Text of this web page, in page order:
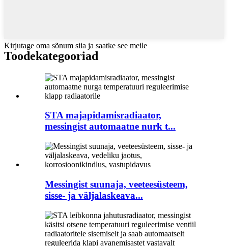
Kirjutage oma sõnum siia ja saatke see meile
Toodekategooriad
STA majapidamisradiaator,
messingist automaatne nurk t...
Messingist suunaja, veeteesüsteem,
sisse- ja väljalaskeava...